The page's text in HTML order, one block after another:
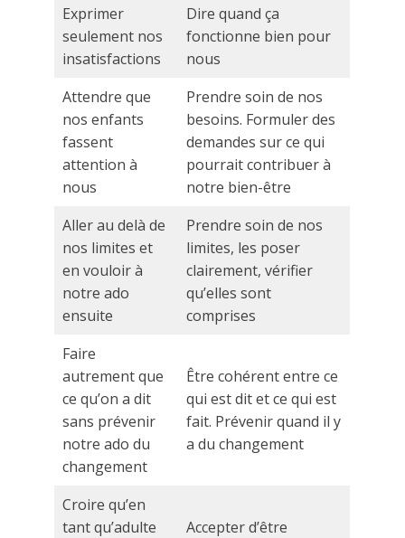
Exprimer
seulement nos
insatisfactions
Dire quand ça
fonctionne bien pour
nous
Attendre que
nos enfants
fassent
attention à
nous
Prendre soin de nos
besoins. Formuler des
demandes sur ce qui
pourrait contribuer à
notre bien-être
Aller au delà de
nos limites et
en vouloir à
notre ado
ensuite
Prendre soin de nos
limites, les poser
clairement, vérifier
qu’elles sont
comprises
Faire
autrement que
ce qu’on a dit
sans prévenir
notre ado du
changement
Être cohérent entre ce
qui est dit et ce qui est
fait. Prévenir quand il y
a du changement
Croire qu’en
tant qu’adulte
Accepter d’être